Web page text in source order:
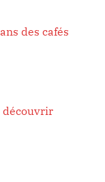
des cafés
découvrir